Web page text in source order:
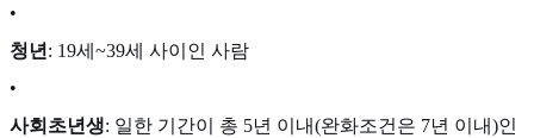
•
청년 : 19세~39세 사이인 사람
•
사회초년생: 일한 기간이 총 5년 이내(완화조건은 7년 이내)인